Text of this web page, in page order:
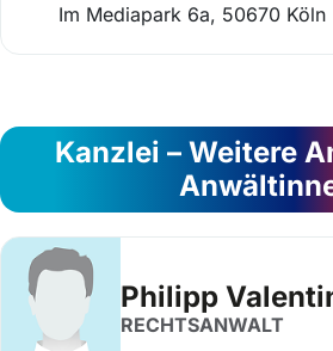
Im Mediapark 6a, 50670 Köln
Kanzlei – Weitere
Philipp
RECHTSANWALT